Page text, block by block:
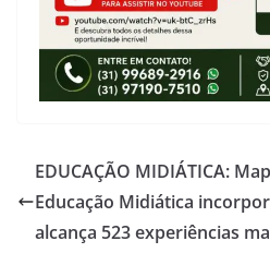
EDUCAÇÃO MIDIÁTICA:
Educação Midiática
alcança 523 experiências